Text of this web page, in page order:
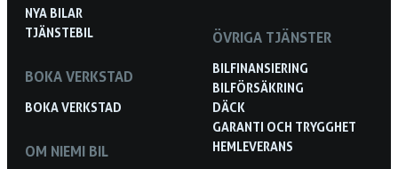
NYA BILAR
TJÄNSTEBIL
BOKA VERKSTAD
BOKA VERKSTAD
OM NIEMI BIL
ÖVRIGA TJÄNSTER
BILFINANSIERING
BILFÖRSÄKRING
DÄCK
GARANTI OCH TRYGGHET
HEMLEVERANS